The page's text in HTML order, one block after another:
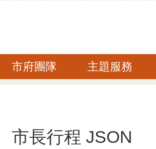
市府團隊 主題服務
市長行程 JSON